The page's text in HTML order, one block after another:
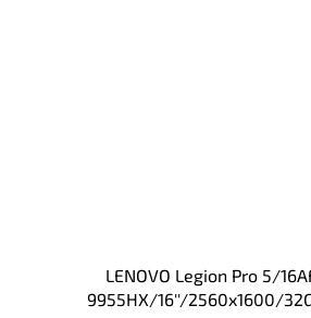
LENOVO Legion Pro 5/
9955HX/16''/2560x1600/